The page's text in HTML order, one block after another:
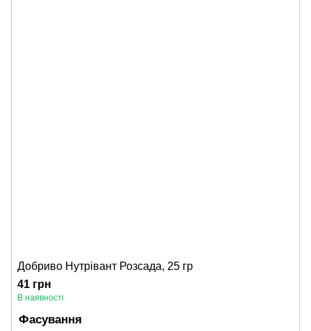
Добриво Нутрівант Розсада, 25 гр
41 грн
В наявності
Фасування